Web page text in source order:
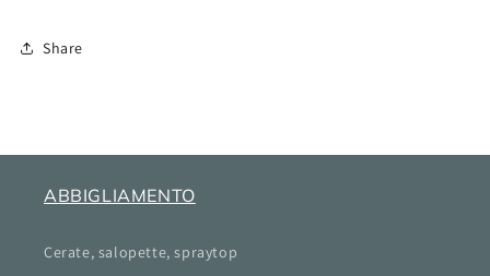
Share
ABBIGLIAMENTO
Cerate, salopette, spraytop